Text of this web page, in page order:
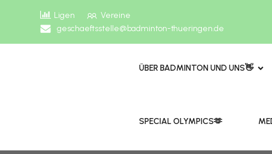
Ligen
Vereine
geschaeftsstelle@badminton-thueringen.de
ÜBER BADMINTON UND UNS👋
​​SPECIAL OLYMPICS🫶